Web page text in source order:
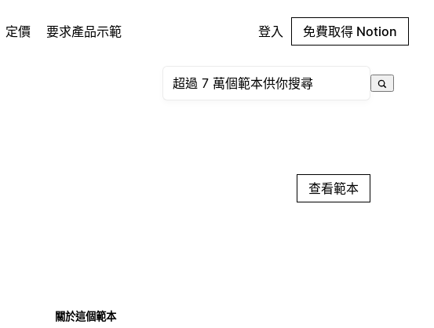
定價 要求產品示範 登入 免費取得 Notion
查看範本
關於這個範本